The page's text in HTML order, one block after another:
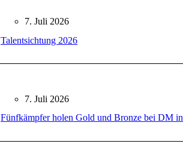
7. Juli 2026
Talentsichtung 2026
7. Juli 2026
Fünfkämpfer holen Gold und Bronze bei DM